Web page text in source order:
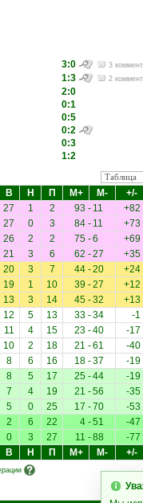
3:0 3
1:3 2
2:0
0:1
0:5
0:2
0:3
1:2
В Н П М+ М- +/-
27 1 2 93 - 11 +82
27 0 3 84 - 11 +73
26 2 2 75 -6 +69
21 3 6 62 -27 +35
20 3 7 44 -20 +24
19 1 10 39 -27 +12
13 3 14 45 -32 +13
12 5 13 33 -34 -1
11 4 15 23 -40 -17
10 2 18 21 -61 -40
8 6 16 18 -37 -19
8 5 17 25 -44 -19
7 4 19 21 -56 -35
5 0 25 17 -70 -53
2 6 22 4 -51 -47
0 3 27 11 -88 -77
В Н П М+ М- +/-